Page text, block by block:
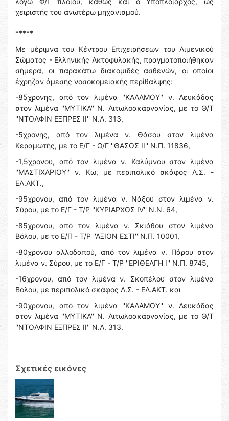
χειριστής του ανωτέρω μηχανισμού.
*****
Με μέριμνα του Κέντρου Επιχειρήσεων του Λιμενικού
Σώματος - Ελληνικής Ακτοφυλακής, πραγματοποιήθηκαν
σήμερα, οι παρακάτω διακομιδές ασθενών, οι οποίοι
έχρηζαν άμεσης νοσοκομειακής περίθαλψης:
-85χρονης, από τον λιμένα ''ΚΑΛΑΜΟΥ'' ν. Λευκάδας
στον λιμένα ''ΜΥΤΙΚΑ'' Ν. Αιτωλοακαρνανίας, με το Θ/Τ
''ΝΤΟΛΦΙΝ ΕΞΠΡΕΣ ΙΙ'' Ν.Λ. 313,
-5χρονης, από τον λιμένα ν. Θάσου στον λιμένα
Κεραμωτής, με το Ε/Γ - Ο/Γ ''ΘΑΣΟΣ ΙΙ'' Ν.Π. 11836,
-1,5χρονου, από τον λιμένα ν. Καλύμνου στον λιμένα
''ΜΑΣΤΙΧΑΡΙΟΥ'' ν. Κω, με περιπολικό σκάφος Λ.Σ. -
ΕΛ.ΑΚΤ.,
-95χρονου, από τον λιμένα ν. Νάξου στον λιμένα ν.
Σύρου, με το Ε/Γ - Τ/Ρ ''ΚΥΡΙΑΡΧΟΣ IV'' Ν.Ν. 64,
-85χρονου, από τον λιμένα ν. Σκιάθου στον λιμένα
Βόλου, με το Ε/Π - Τ/Ρ ''ΑΞΙΟΝ ΕΣΤΙ'' Ν.Π. 10001,
-80χρονου αλλοδαπού, από τον λιμένα ν. Πάρου στον
λιμένα ν. Σύρου, με το Ε/Γ - Τ/Ρ ''ΕΡΙΘΕΛΓΗ Ι'' Ν.Π. 8745,
-16χρονου, από τον λιμένα ν. Σκοπέλου στον λιμένα
Βόλου, με περιπολικό σκάφος Λ.Σ. - ΕΛ.ΑΚΤ. και
-90χρονου, από τον λιμένα ''ΚΑΛΑΜΟΥ'' ν. Λευκάδας
στον λιμένα ''ΜΥΤΙΚΑ'' Ν. Αιτωλοακαρνανίας, με το Θ/Τ
''ΝΤΟΛΦΙΝ ΕΞΠΡΕΣ ΙΙ'' Ν.Λ. 313.
Σχετικές εικόνες